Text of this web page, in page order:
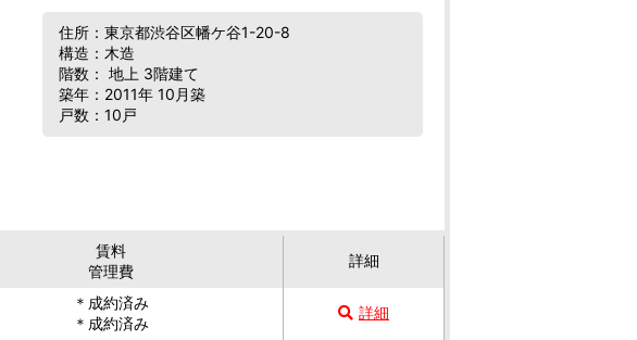
住所：東京都渋谷区幡ケ谷1-20-8
構造：木造
階数： 地上 3階建て
築年：2011年 10月築
戸数：10戸
賃料
管理費
詳細
＊成約済み
＊成約済み
詳細